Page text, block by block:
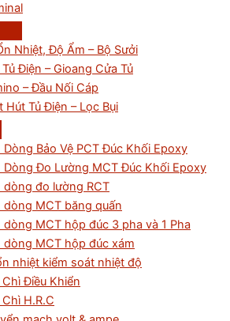
Nhiệt, Độ Ẩm – Bộ Sưởi
Điện – Gioang Cửa Tủ
– Đầu Nối Cáp
Hút Tủ Điện – Lọc Bụi
Dòng Bảo Vệ PCT Đúc Khối Epoxy
Dòng Đo Lường MCT Đúc Khối Epoxy
dòng đo lường RCT
dòng MCT băng quấn
dòng MCT hộp đúc 3 pha và 1 Pha
dòng MCT hộp đúc xám
nhiệt kiểm soát nhiệt độ
Chì Điều Khiển
H.R.C